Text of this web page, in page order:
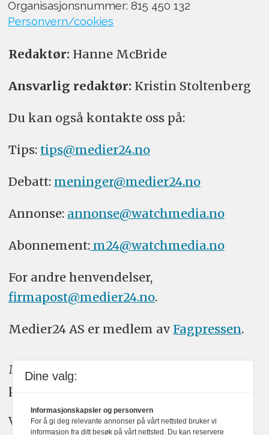
Organisasjonsnummer: 815 450 132
Personvern/cookies
Redaktør: Hanne McBride
Ansvarlig redaktør: Kristin Stoltenberg
Du kan også kontakte oss på:
Tips: tips@medier24.no
Debatt: meninger@medier24.no
Annonse: annonse@watchmedia.no
Abonnement:m24@watchmedia.no
For andre henvendelser,
firmapost@medier24.no.
Medier24 AS er medlem av Fagpressen.
Medier24 arbeider etter Vær Varsom-
plakatens regler for god presseskikk.
Vi bruker KI-verktøy som ChatGPT,
Dine valg:
Informasjonskapsler og personvern
For å gi deg relevante annonser på vårt nettsted bruker vi
informasjon fra ditt besøk på vårt nettsted. Du kan reservere